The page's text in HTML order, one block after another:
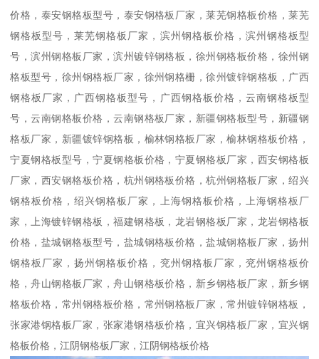
价格，泰安钢格板型号，泰安钢格板厂家，莱芜钢格板价格，莱芜
钢格板型号，莱芜钢格板厂家，滨州钢格板价格，滨州钢格板型
号，滨州钢格板厂家，滨州镀锌钢格板，徐州钢格板价格，徐州钢
格板型号，徐州钢格板厂家，徐州钢格栅，徐州镀锌钢格板，广西
钢格板厂家，广西钢格板型号，广西钢格板价格，云南钢格板型
号，云南钢格板价格，云南钢格板厂家，新疆钢格板型号，新疆钢
格板厂家，新疆镀锌钢格板，榆林钢格板厂家，榆林钢格板价格，
宁夏钢格板型号，宁夏钢格板价格，宁夏钢格板厂家，西安钢格板
厂家，西安钢格板价格，杭州钢格板价格，杭州钢格板厂家，绍兴
钢格板价格，绍兴钢格板厂家，上海钢格板价格，上海钢格板厂
家，上海镀锌钢格板，福建钢格板，龙岩钢格板厂家，龙岩钢格板
价格，盐城钢格板型号，盐城钢格板价格，盐城钢格板厂家，扬州
钢格板厂家，扬州钢格板价格，兖州钢格板厂家，兖州钢格板价
格，舟山钢格板厂家，舟山钢格板价格，新乡钢格板厂家，新乡钢
格板价格，常州钢格板价格，常州钢格板厂家，常州镀锌钢格板，
张家港钢格板厂家，张家港钢格板价格，宜兴钢格板厂家，宜兴钢
格板价格，江阴钢格板厂家，江阴钢格板价格